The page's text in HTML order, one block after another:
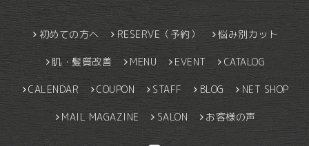
初めての方へ RESERVE（予約） 悩み別カット
肌・髪質改善 MENU EVENT CATALOG
CALENDAR COUPON STAFF BLOG NET SHOP
MAIL MAGAZINE SALON お客様の声